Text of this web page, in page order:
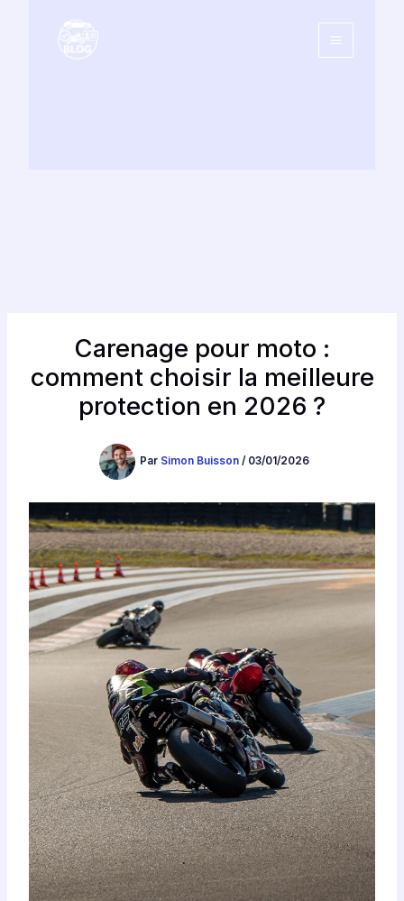
Carenage pour moto :
comment choisir la meilleure
protection en 2026 ?
Par Simon Buisson / 03/01/2026